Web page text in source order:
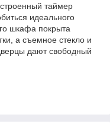
таймер
идеального
шкафа покрыта
а съемное стекло и
дают свободный